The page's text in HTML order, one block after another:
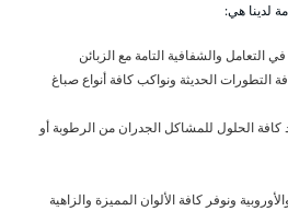
لدينا هي:
التعامل والشفافية التامة مع الزبائن
التطورات الحديثة ونواكب كافة أنواع صباغ
كافة الحلول للمشاكل الجدران من الرطوبة أو
ونوفر كافة الألوان المميزة والزاهية